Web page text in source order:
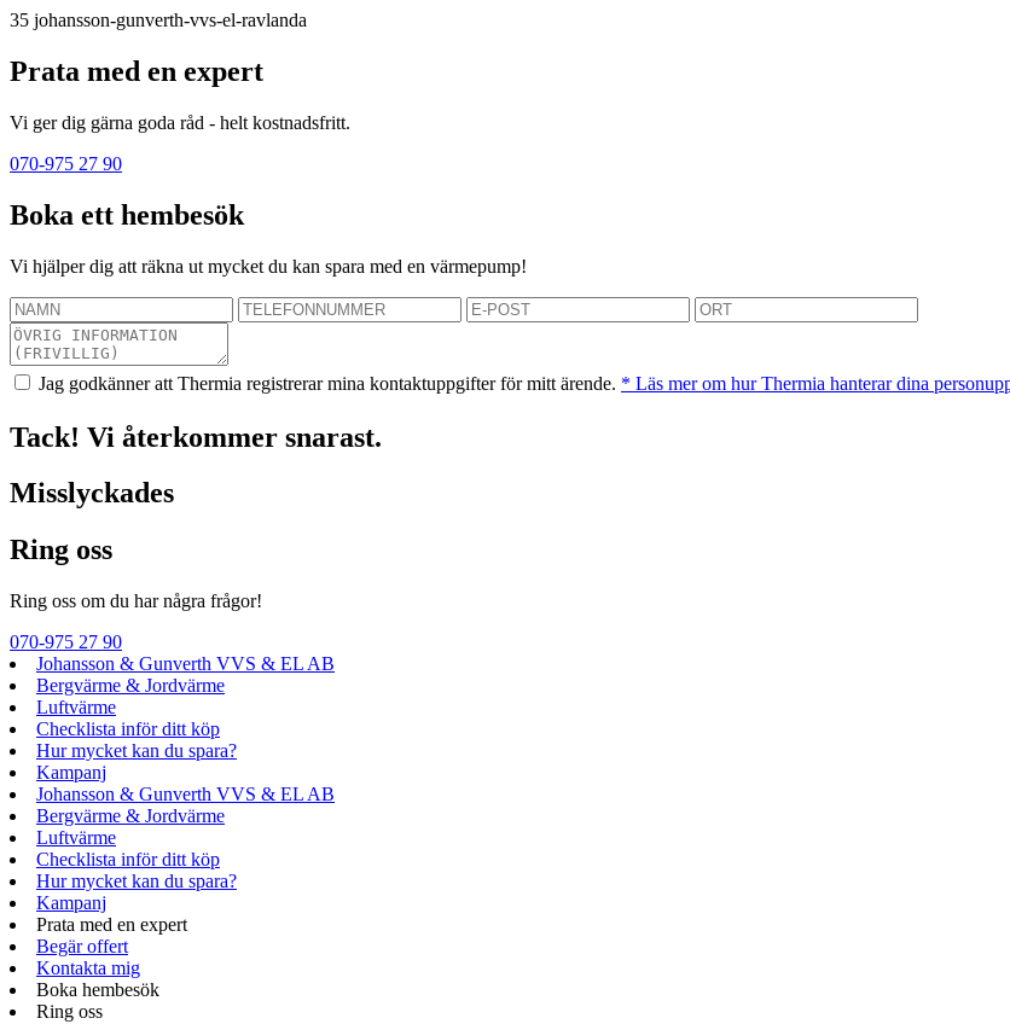
35 johansson-gunverth-vvs-el-ravlanda
Prata med en expert
Vi ger dig gärna goda råd - helt kostnadsfritt.
070-975 27 90
Boka ett hembesök
Vi hjälper dig att räkna ut mycket du kan spara med en värmepump!
Jag godkänner att Thermia registrerar mina kontaktuppgifter för mitt ärende. * Läs mer om hur Thermia hanterar dina
Tack! Vi återkommer snarast.
Misslyckades
Ring oss
Ring oss om du har några frågor!
070-975 27 90
Johansson & Gunverth VVS & EL AB
Bergvärme & Jordvärme
Luftvärme
Checklista inför ditt köp
Hur mycket kan du spara?
Kampanj
Johansson & Gunverth VVS & EL AB
Bergvärme & Jordvärme
Luftvärme
Checklista inför ditt köp
Hur mycket kan du spara?
Kampanj
Prata med en expert
Begär offert
Kontakta mig
Boka hembesök
Ring oss